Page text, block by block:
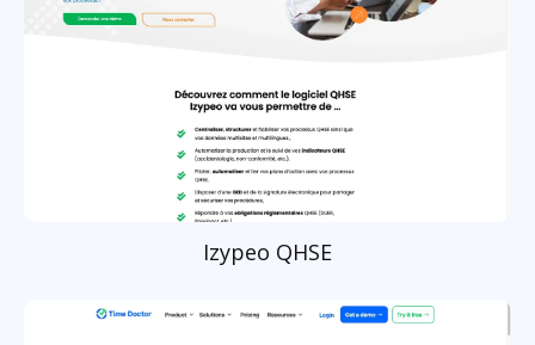
Izypeo QHSE